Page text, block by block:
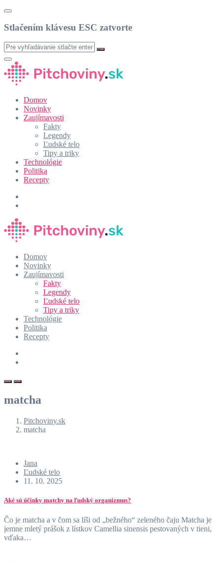
Stlačením klávesu ESC zatvorte
Domov
Novinky
Zaujímavosti
Fakty
Legendy
Ľudské telo
Tipy a triky
Technológie
Politika
Recepty
Domov
Novinky
Zaujímavosti
Fakty
Legendy
Ľudské telo
Tipy a triky
Technológie
Politika
Recepty
matcha
Pitchoviny.sk
matcha
Jana
Ľudské telo
11. 10. 2025
Aké sú účinky matchy na ľudský organizmus?
Čo je matcha a v čom sa líši od „bežného“ zeleného čaju Matcha je
jemne mletý prášok z lístkov Camellia sinensis pestovaných v tieni,
vďaka…